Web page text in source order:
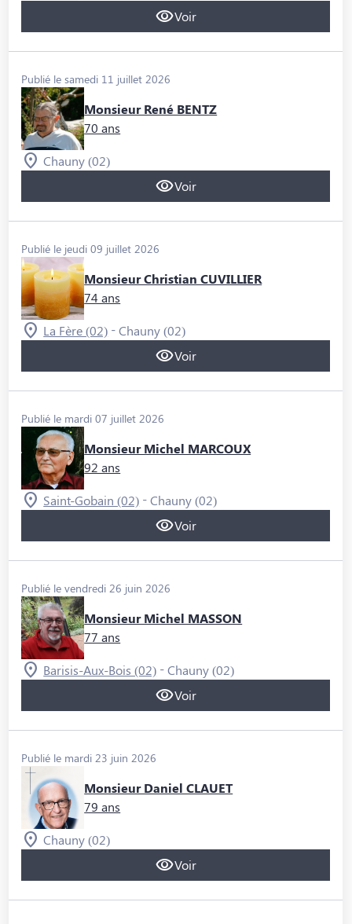
Voir
Publié le samedi 11 juillet 2026
Monsieur René BENTZ
70 ans
Chauny (02)
Voir
Publié le jeudi 09 juillet 2026
Monsieur Christian CUVILLIER
74 ans
La Fère (02) -Chauny (02)
Voir
Publié le mardi 07 juillet 2026
Monsieur Michel MARCOUX
92 ans
Saint-Gobain (02) -Chauny (02)
Voir
Publié le vendredi 26 juin 2026
Monsieur Michel MASSON
77 ans
Barisis-Aux-Bois (02) -Chauny (02)
Voir
Publié le mardi 23 juin 2026
Monsieur Daniel CLAUET
79 ans
Chauny (02)
Voir